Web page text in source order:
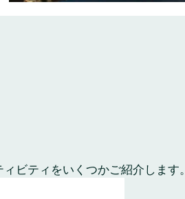
ビティをいくつかご紹介します。